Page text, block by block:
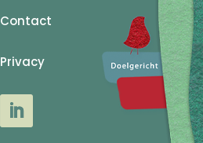
Contact
Privacy